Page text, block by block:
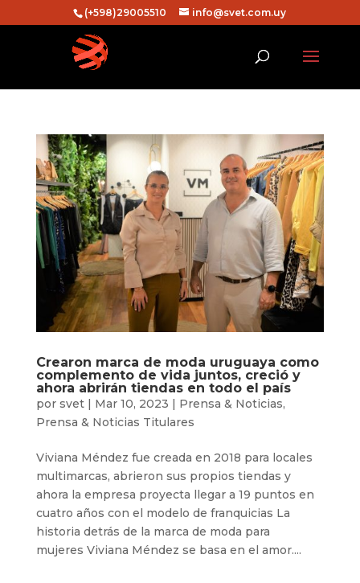
(+598)29005510 info@svet.com.uy
Crearon marca de moda uruguaya como
complemento de vida juntos, creció y
ahora abrirán tiendas en todo el país
por svet| Mar 10, 2023 Prensa & Noticias,
Prensa & Noticias Titulares
Viviana Méndez fue creada en 2018 para locales
multimarcas, abrieron sus propios tiendas y
ahora la empresa proyecta llegar a 19 puntos en
cuatro años con el modelo de franquicias La
historia detrás de la marca de moda para
mujeres Viviana Méndez se basa en el amor....